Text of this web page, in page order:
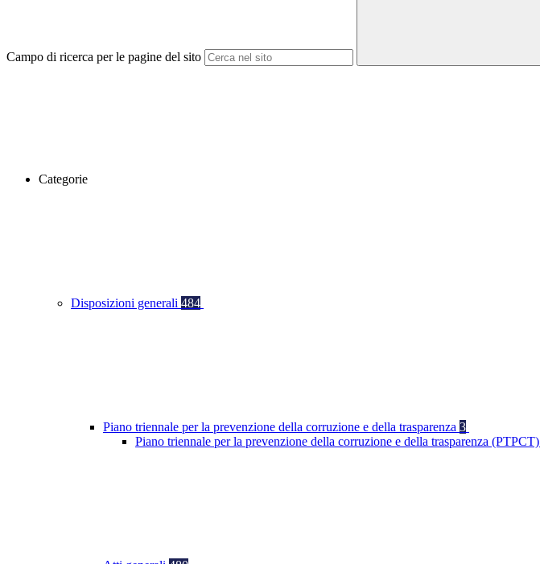
Campo di ricerca per le pagine del sito
Categorie
Disposizioni generali 484
Piano triennale per la prevenzione della corruzione e della trasparenza 3
Piano triennale per la prevenzione della corruzione e della trasparenza (PTPCT)